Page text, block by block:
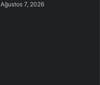
Ağustos 7, 2026